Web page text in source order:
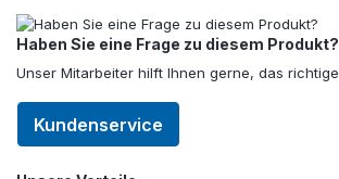
Haben Sie eine Frage zu diesem Produkt?
Unser Mitarbeiter hilft Ihnen gerne, das
Kundenservice